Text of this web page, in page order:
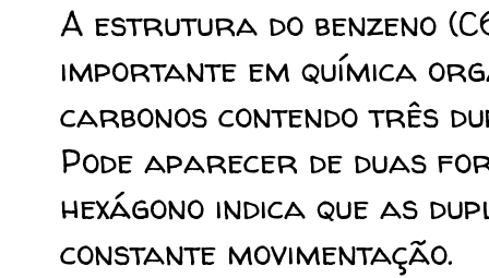
A estrutura do benzeno
importante em química
carbonos contendo três
Pode aparecer de duas
hexágono indica que as
constante movimentação.